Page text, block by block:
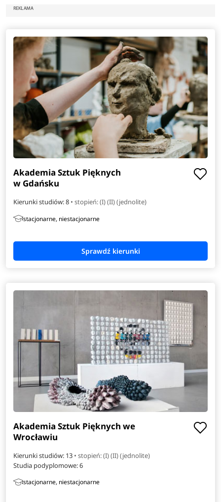
Akademia Sztuk Pięknych
w Gdańsku
Kierunki studiów: 8 • stopień: (I) (II) (jednolite)
stacjonarne, niestacjonarne
Akademia Sztuk Pięknych we
Wrocławiu
Kierunki studiów: 13 • stopień: (I) (II) (jednolite)
Studia podyplomowe:6
stacjonarne, niestacjonarne